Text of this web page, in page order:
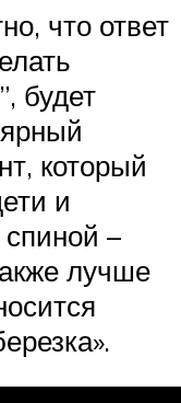
что ответ
будет
который
и
спиной –
лучше